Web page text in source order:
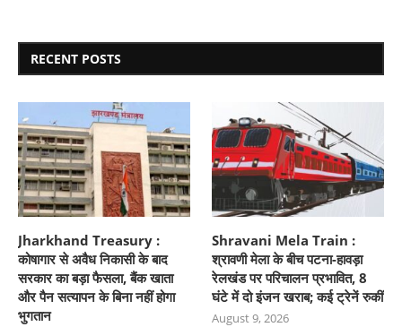
RECENT POSTS
Jharkhand Treasury :
कोषागार से अवैध निकासी के बाद
सरकार का बड़ा फैसला, बैंक खाता
और पैन सत्यापन के बिना नहीं होगा
भुगतान
Shravani Mela Train :
श्रावणी मेला के बीच पटना-हावड़ा
रेलखंड पर परिचालन प्रभावित, 8
घंटे में दो इंजन खराब; कई ट्रेनें रुकीं
August 9, 2026